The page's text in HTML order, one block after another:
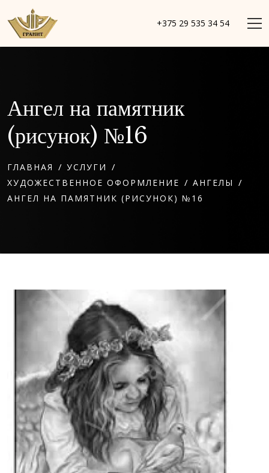
+375 29 535 34 54
Ангел на памятник
(рисунок) №16
ГЛАВНАЯ / УСЛУГИ /
ХУДОЖЕСТВЕННОЕ ОФОРМЛЕНИЕ / АНГЕЛЫ /
АНГЕЛ НА ПАМЯТНИК (РИСУНОК) №16